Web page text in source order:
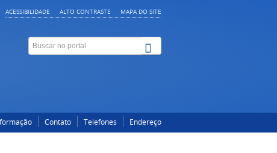
ACESSIBILIDADE ALTO CONTRASTE MAPA DO SITE
Contato Telefones Endereço